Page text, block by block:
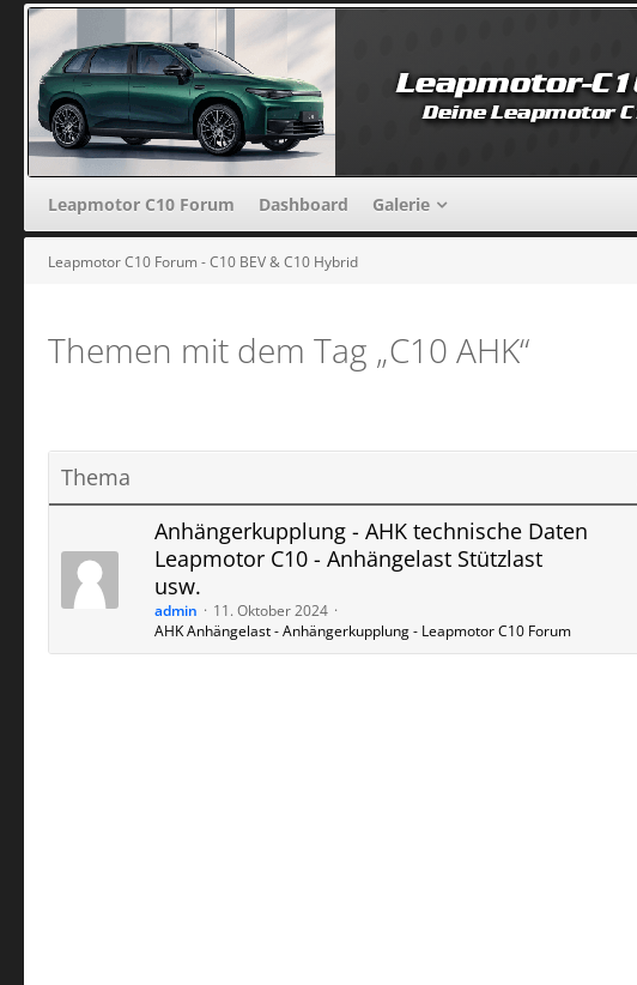
Leapmotor C10 Forum Dashboard Galerie
Leapmotor C10 Forum - C10 BEV & C10 Hybrid
Themen mit dem Tag „C10 AHK“
Thema
Anhängerkupplung - AHK technische Daten
Leapmotor C10 - Anhängelast Stützlast
usw.
admin
11. Oktober 2024
AHK Anhängelast - Anhängerkupplung - Leapmotor C10 Forum